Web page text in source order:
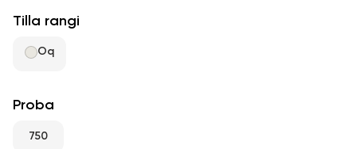
Sevimli
+998 71 205 22 22
Tilla rangi
Oq
Proba
750